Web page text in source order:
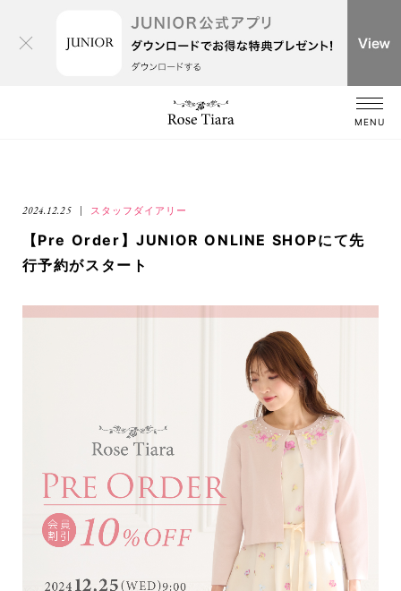
MENU
2024.12.25 スタッフダイアリー
【Pre Order】JUNIOR ONLINE SHOPにて先
行予約がスタート